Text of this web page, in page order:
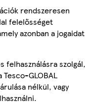
rendszeresen
felelősséget
azonban a jogaidat
felhasználásra szolgál,
GLOBAL
nélkül, vagy